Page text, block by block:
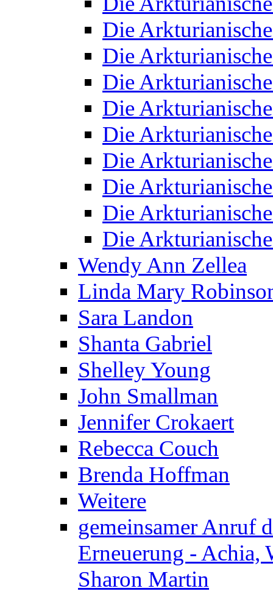
Die
Die
Die
Die
Die
Die
Die
Die
Die
Wendy Ann Zellea
Linda Mary
Sara Landon
Shanta Gabriel
Shelley Young
John Smallman
Jennifer Crokaert
Rebecca Couch
Brenda Hoffman
Weitere
gemeinsamer Anruf
Erneuerung - Achia,
Sharon Martin